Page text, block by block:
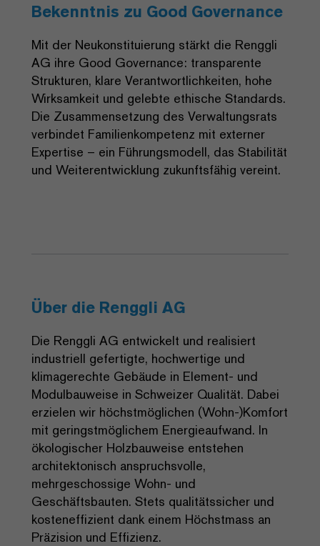
Bekenntnis zu Good Governance
Mit der Neukonstituierung stärkt die Renggli
AG ihre Good Governance: transparente
Strukturen, klare Verantwortlichkeiten, hohe
Wirksamkeit und gelebte ethische Standards.
Die Zusammensetzung des Verwaltungsrats
verbindet Familienkompetenz mit externer
Expertise – ein Führungsmodell, das Stabilität
und Weiterentwicklung zukunftsfähig vereint.
Über die Renggli AG
Die Renggli AG entwickelt und realisiert
industriell gefertigte, hochwertige und
klimagerechte Gebäude in Element- und
Modulbauweise in Schweizer Qualität. Dabei
erzielen wir höchstmöglichen (Wohn-)Komfort
mit geringstmöglichem Energieaufwand. In
ökologischer Holzbauweise entstehen
architektonisch anspruchsvolle,
mehrgeschossige Wohn- und
Geschäftsbauten. Stets qualitätssicher und
kosteneffizient dank einem Höchstmass an
Präzision und Effizienz.